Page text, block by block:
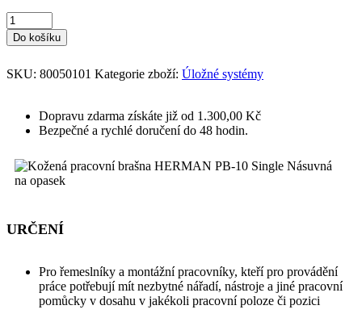
Do košíku
SKU: 80050101 Kategorie zboží: Úložné systémy
Dopravu zdarma získáte již od 1.300,00 Kč
Bezpečné a rychlé doručení do 48 hodin.
URČENÍ
Pro řemeslníky a montážní pracovníky, kteří pro provádění
práce potřebují mít nezbytné nářadí, nástroje a jiné pracovní
pomůcky v dosahu v jakékoli pracovní poloze či pozici